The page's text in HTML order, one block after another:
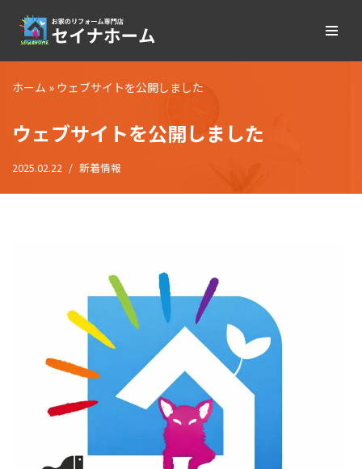
コ
ン
テ
ツ
へ
ス
ホーム » ウェブサイトを公開しました
ウェブサイトを公開しました
2025.02.22 新着情報